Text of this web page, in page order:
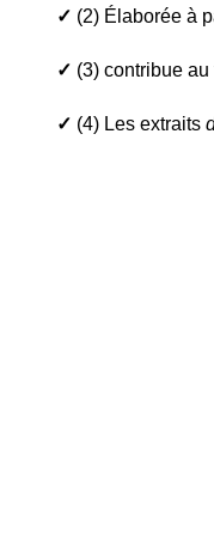
✓ (2) Élaborée à
✓ (3) contribue
✓ (4) Les extraits